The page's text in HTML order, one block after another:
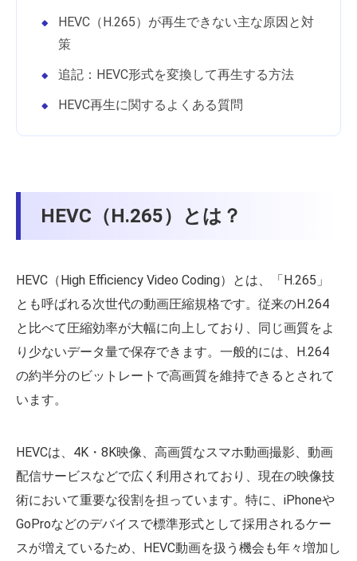
HEVC（H.265）が再生できない主な原因と対
策
追記：HEVC形式を変換して再生する方法
HEVC再生に関するよくある質問
HEVC（H.265）とは？
HEVC（High Efficiency Video Coding）とは、「H.265」
とも呼ばれる次世代の動画圧縮規格です。従来のH.264
と比べて圧縮効率が大幅に向上しており、同じ画質をよ
り少ないデータ量で保存できます。一般的には、H.264
の約半分のビットレートで高画質を維持できるとされて
います。
HEVCは、4K・8K映像、高画質なスマホ動画撮影、動画
配信サービスなどで広く利用されており、現在の映像技
術において重要な役割を担っています。特に、iPhoneや
GoProなどのデバイスで標準形式として採用されるケー
スが増えているため、HEVC動画を扱う機会も年々増加し